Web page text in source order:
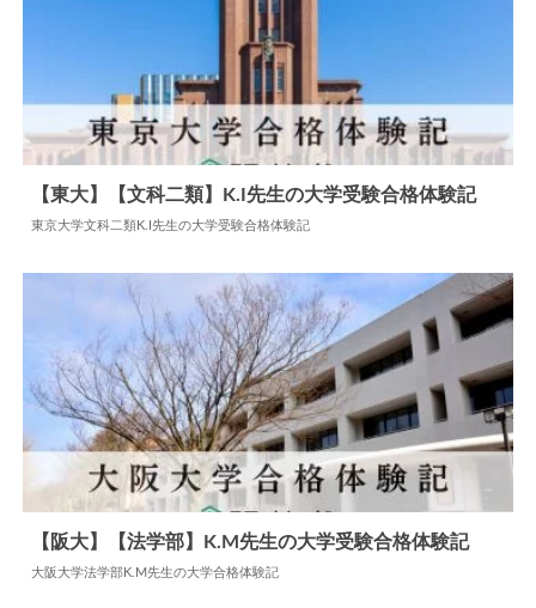
【東大】【文科二類】K.I先生の大学受験合格体験記
東京大学文科二類K.I先生の大学受験合格体験記
【阪大】【法学部】K.M先生の大学受験合格体験記
大阪大学法学部K.M先生の大学合格体験記